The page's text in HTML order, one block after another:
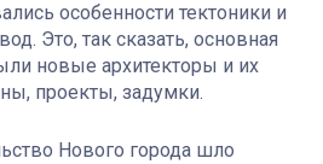
особенности тектоники и
Это, так сказать, основная
новые архитекторы и их
проекты, задумки.
Нового города шло